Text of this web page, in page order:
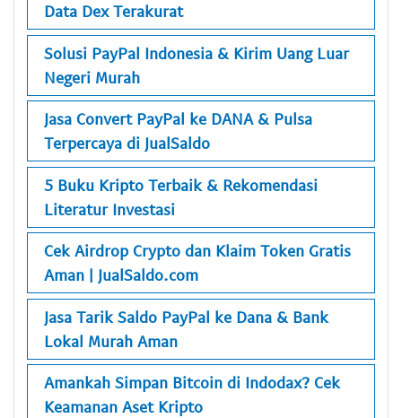
Data Dex Terakurat
Solusi PayPal Indonesia & Kirim Uang Luar
Negeri Murah
Jasa Convert PayPal ke DANA & Pulsa
Terpercaya di JualSaldo
5 Buku Kripto Terbaik & Rekomendasi
Literatur Investasi
Cek Airdrop Crypto dan Klaim Token Gratis
Aman | JualSaldo.com
Jasa Tarik Saldo PayPal ke Dana & Bank
Lokal Murah Aman
Amankah Simpan Bitcoin di Indodax? Cek
Keamanan Aset Kripto